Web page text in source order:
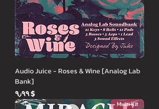
Audio Juice - Roses & Wine [Analog Lab
Bank]
Price
$ ۹٫۹۹
Multi Kit